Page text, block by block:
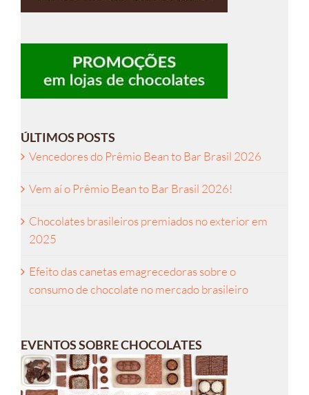
ÚLTIMOS POSTS
Vencedores do Prêmio Bean to Bar Brasil 2026
Vem aí o Prêmio Bean to Bar Brasil 2026!
Chocolates brasileiros premiados no exterior em
2025
Efeito das canetas emagrecedoras sobre o
consumo de chocolate no mercado brasileiro
EVENTOS SOBRE CHOCOLATES